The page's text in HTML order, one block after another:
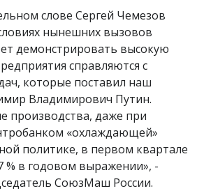
слове Сергей Чемезов
нынешних вызовов
демонстрировать высокую
справляются с
которые поставил наш
Владимирович Путин.
производства, даже при
«охлаждающей»
политике, в первом квартале
% в годовом выражении», -
СоюзМаш России.